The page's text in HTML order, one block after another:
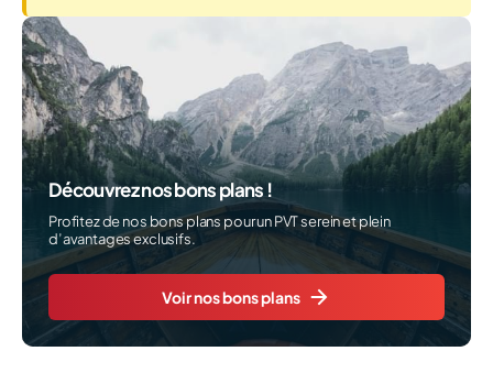
Découvrez nos bons plans !
Profitez de nos bons plans pour un PVT serein et plein
d’avantages exclusifs.
Voir nos bons plans